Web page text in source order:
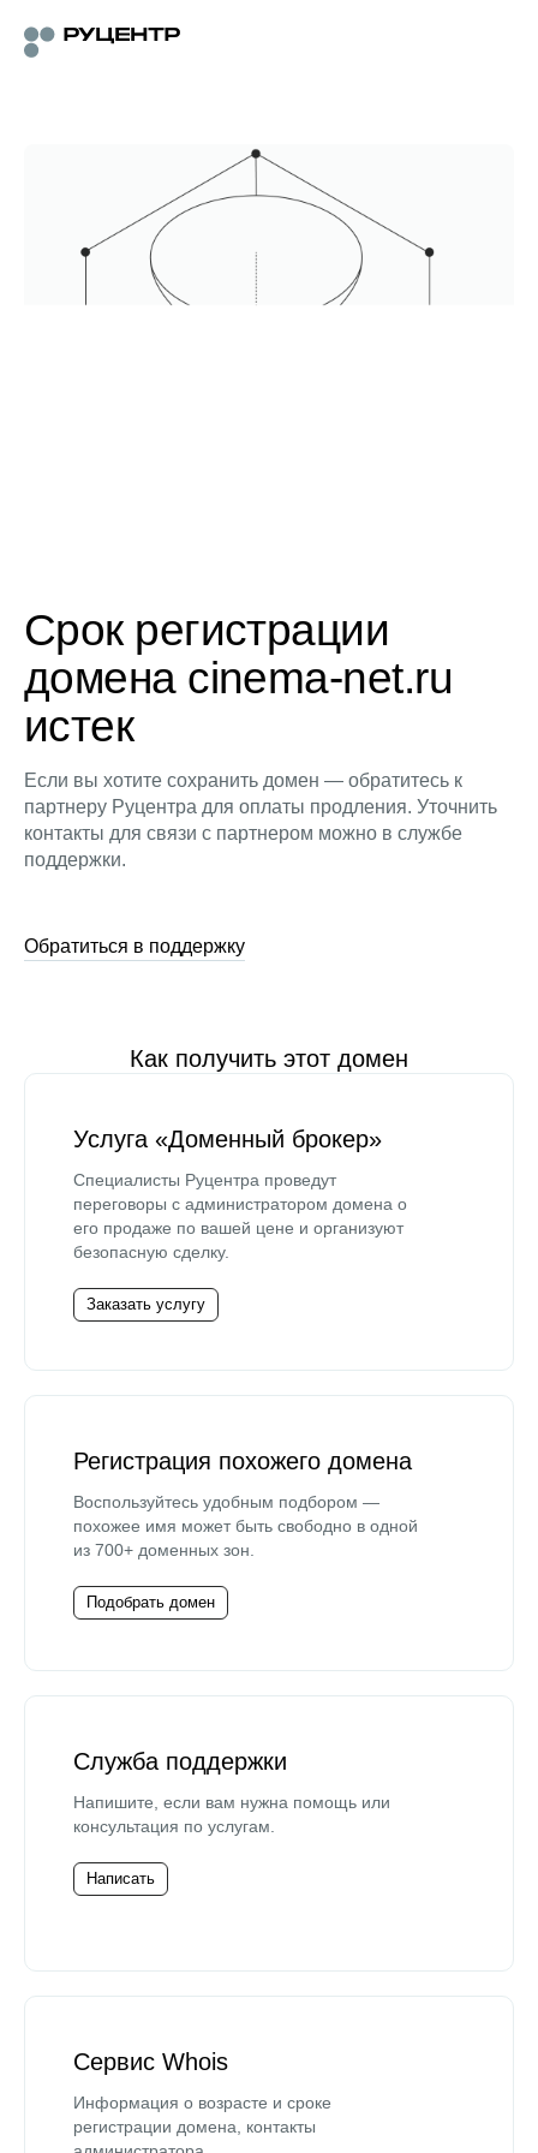
Срок регистрации
домена cinema-net.ru
истек
Если вы хотите сохранить домен — обратитесь к
партнеру Руцентра для оплаты продления. Уточнить
контакты для связи с партнером можно в службе
поддержки.
Обратиться в поддержку
Как получить этот домен
Услуга «Доменный брокер»
Специалисты Руцентра проведут
переговоры с администратором домена о
его продаже по вашей цене и организуют
безопасную сделку.
Заказать услугу
Регистрация похожего домена
Воспользуйтесь удобным подбором —
похожее имя может быть свободно в одной
из 700+ доменных зон.
Подобрать домен
Служба поддержки
Напишите, если вам нужна помощь или
консультация по услугам.
Написать
Сервис Whois
Информация о возрасте и сроке
регистрации домена, контакты